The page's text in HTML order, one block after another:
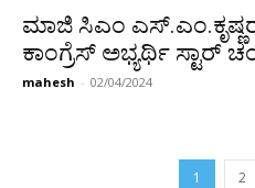
ಮಾಜಿ ಸಿಎಂ
ಕಾಂಗ್ರೆಸ್ ಅಭ್ಯರ್ಥಿ ಸ್ಟಾರ್
mahesh - 02/04/2024
1 2